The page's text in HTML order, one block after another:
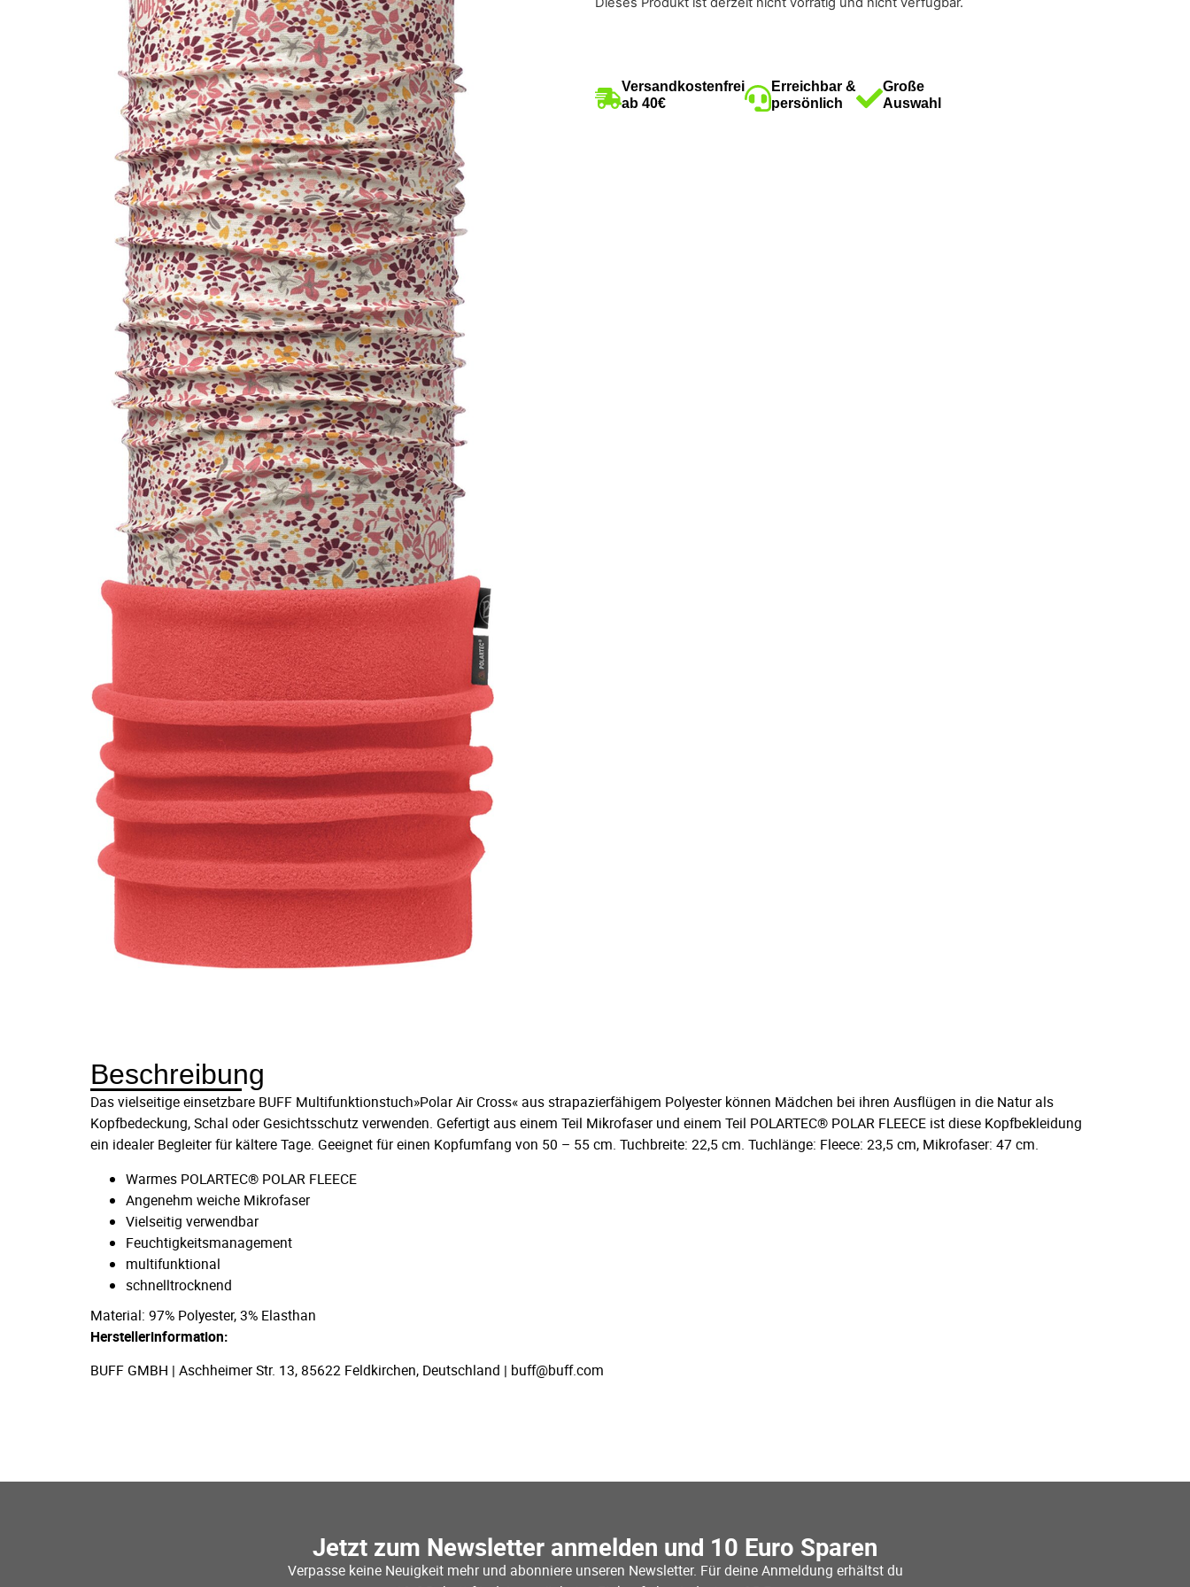
Versandkostenfrei
ab 40€
Erreichbar &
persönlich
Große
Auswahl
Beschreibung
Das vielseitige einsetzbare BUFF Multifunktionstuch»Polar Air Cross« aus strapazierfähigem Polyester können Mädchen bei ihren Ausflügen in die Natur als
Kopfbedeckung, Schal oder Gesichtsschutz verwenden. Gefertigt aus einem Teil Mikrofaser und einem Teil POLARTEC® POLAR FLEECE ist diese Kopfbekleidung
ein idealer Begleiter für kältere Tage. Geeignet für einen Kopfumfang von 50 – 55 cm. Tuchbreite: 22,5 cm. Tuchlänge: Fleece: 23,5 cm, Mikrofaser: 47 cm.
Warmes POLARTEC® POLAR FLEECE
Angenehm weiche Mikrofaser
Vielseitig verwendbar
Feuchtigkeitsmanagement
multifunktional
schnelltrocknend
Material: 97% Polyester, 3% Elasthan
Herstellerinformation:
BUFF GMBH | Aschheimer Str. 13, 85622 Feldkirchen, Deutschland | buff@buff.com
Jetzt zum Newsletter anmelden und 10 Euro Sparen
Verpasse keine Neuigkeit mehr und abonniere unseren Newsletter. Für deine Anmeldung erhältst du